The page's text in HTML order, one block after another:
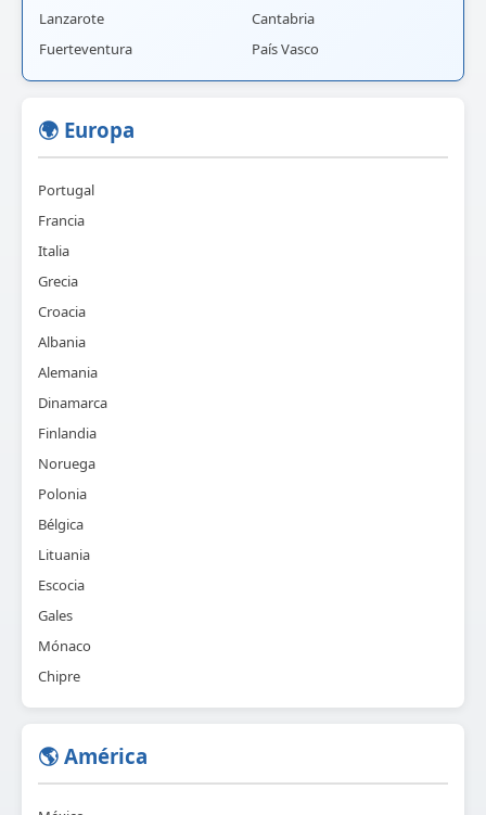
Lanzarote
Fuerteventura
Cantabria
País Vasco
🌍 Europa
Portugal
Francia
Italia
Grecia
Croacia
Albania
Alemania
Dinamarca
Finlandia
Noruega
Polonia
Bélgica
Lituania
Escocia
Gales
Mónaco
Chipre
🌎 América